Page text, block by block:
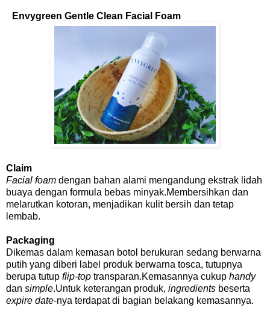
Envygreen Gentle Clean Facial Foam
Claim
Facial foam dengan bahan alami mengandung ekstrak lidah
buaya dengan formula bebas minyak.Membersihkan dan
melarutkan kotoran, menjadikan kulit bersih dan tetap
lembab.
Packaging
Dikemas dalam kemasan botol berukuran sedang berwarna
putih yang diberi label produk berwarna tosca, tutupnya
berupa tutup flip-top transparan.Kemasannya cukup handy
dan simple.Untuk keterangan produk, ingredients beserta
expire date-nya terdapat di bagian belakang kemasannya.